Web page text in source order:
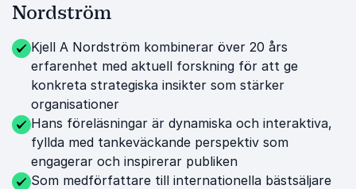
Nordström
Kjell A Nordström kombinerar över 20 års
erfarenhet med aktuell forskning för att ge
konkreta strategiska insikter som stärker
organisationer
Hans föreläsningar är dynamiska och interaktiva,
fyllda med tankeväckande perspektiv som
engagerar och inspirerar publiken
Som medförfattare till internationella bästsäljare